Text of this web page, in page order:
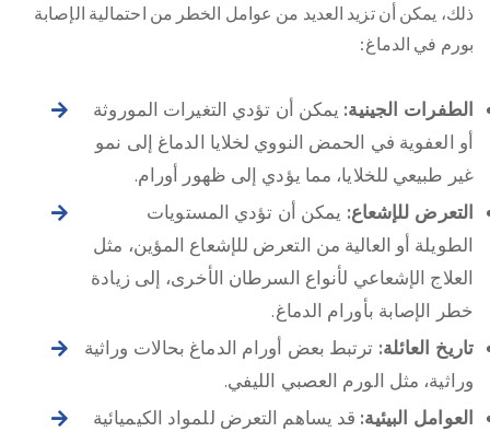
ذلك، يمكن أن تزيد العديد من عوامل الخطر من احتمالية الإصابة
بورم في الدماغ:
الطفرات الجينية: يمكن أن تؤدي التغيرات الموروثة
أو العفوية في الحمض النووي لخلايا الدماغ إلى نمو
غير طبيعي للخلايا، مما يؤدي إلى ظهور أورام.
التعرض للإشعاع: يمكن أن تؤدي المستويات
الطويلة أو العالية من التعرض للإشعاع المؤين، مثل
العلاج الإشعاعي لأنواع السرطان الأخرى، إلى زيادة
خطر الإصابة بأورام الدماغ.
تاريخ العائلة: ترتبط بعض أورام الدماغ بحالات وراثية
وراثية، مثل الورم العصبي الليفي.
العوامل البيئية: قد يساهم التعرض للمواد الكيميائية